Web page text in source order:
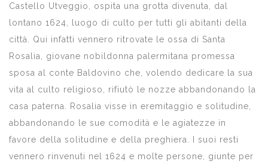
Castello Utveggio, ospita una grotta divenuta, dal
lontano 1624, luogo di culto per tutti gli abitanti della
città. Qui infatti vennero ritrovate le ossa di Santa
Rosalia, giovane nobildonna palermitana promessa
sposa al conte Baldovino che, volendo dedicare la sua
vita al culto religioso, rifiutò le nozze abbandonando la
casa paterna. Rosalia visse in eremitaggio e solitudine,
abbandonando le sue comodità e le agiatezze in
favore della solitudine e della preghiera. I suoi resti
vennero rinvenuti nel 1624 e molte persone, giunte per